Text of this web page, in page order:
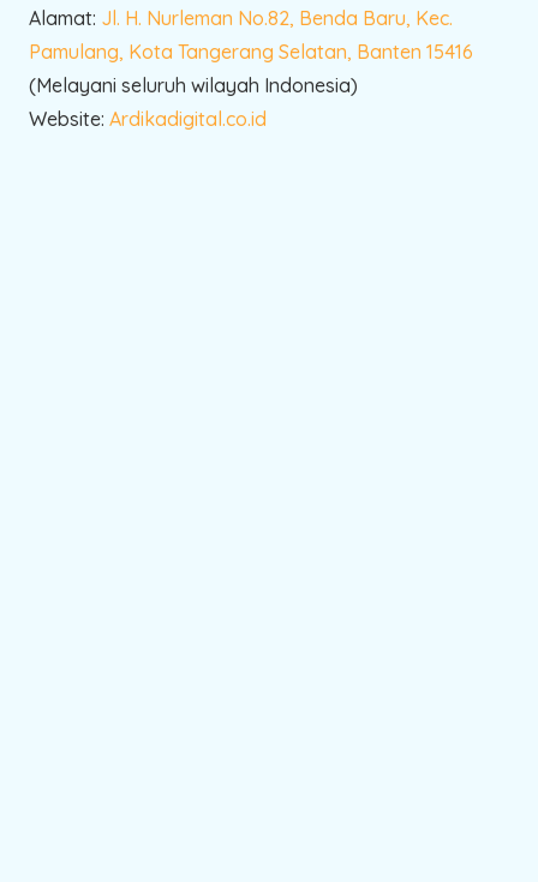
Alamat: Jl. H. Nurleman No.82, Benda Baru, Kec.
Pamulang, Kota Tangerang Selatan, Banten 15416
(Melayani seluruh wilayah Indonesia)
Website: Ardikadigital.co.id